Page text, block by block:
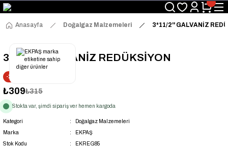
Üyelerimize Özel "uye2026" Koduyla Sepette Ekstra %3 İndirim
KAZAN-KASKAD İÇİN TEK ADRES
Anasayfa
Doğalgaz Malzemeleri 3*11/2'' GALVANİZ
3*11/2'' GALVANİZ REDÜKSİYON
-2% İNDİRİM
₺309₺315
Stokta var, şimdi sipariş ver hemen kargoda
Kategori
Doğalgaz Malzemeleri
Marka
EKPAŞ
Stok Kodu
EKREG85